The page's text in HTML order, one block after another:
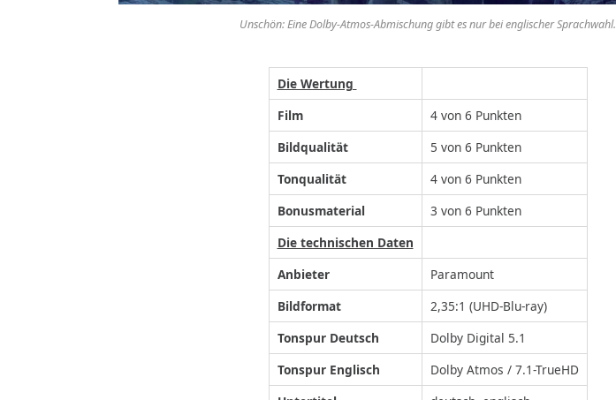
Unschön: Eine Dolby-Atmos-Abmischung gibt es nur bei englischer Sprachwahl.
Die Wertung
Film
4 von 6 Punkten
Bildqualität
5 von 6 Punkten
Tonqualität
4 von 6 Punkten
Bonusmaterial
3 von 6 Punkten
Die technischen Daten
Anbieter
Paramount
Bildformat
2,35:1 (UHD-Blu-ray)
Tonspur Deutsch
Dolby Digital 5.1
Tonspur Englisch
Dolby Atmos / 7.1-TrueHD